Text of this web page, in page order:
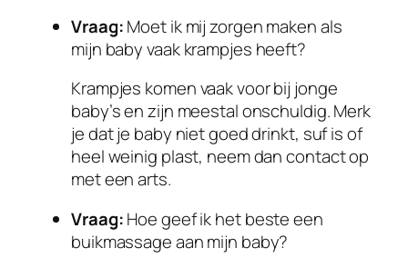
Vraag:Moet ik mij zorgen maken als
mijn baby vaak krampjes heeft?
Krampjes komen vaak voor bij jonge
baby’s en zijn meestal onschuldig. Merk
je dat je baby niet goed drinkt, suf is of
heel weinig plast, neem dan contact op
met een arts.
Vraag:Hoe geef ik het beste een
buikmassage aan mijn baby?